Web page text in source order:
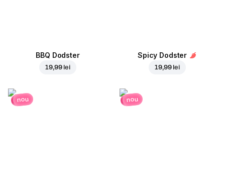
BBQ Dodster
19,99 lei
Spicy Dodster
19,99 lei
nou nou